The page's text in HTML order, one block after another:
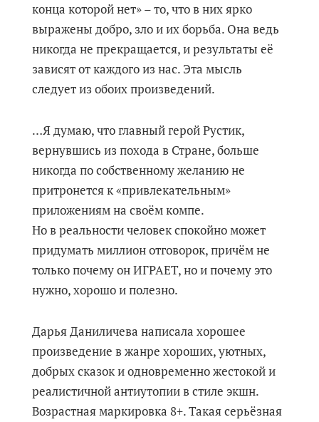
конца которой нет» – то, что в них ярко
выражены добро, зло и их борьба. Она ведь
никогда не прекращается, и результаты её
зависят от каждого из нас. Эта мысль
следует из обоих произведений.
…Я думаю, что главный герой Рустик,
вернувшись из похода в Стране, больше
никогда по собственному желанию не
притронется к «привлекательным»
приложениям на своём компе.
Но в реальности человек спокойно может
придумать миллион отговорок, причём не
только почему он ИГРАЕТ, но и почему это
нужно, хорошо и полезно.
Дарья Даниличева написала хорошее
произведение в жанре хороших, уютных,
добрых сказок и одновременно жестокой и
реалистичной антиутопии в стиле экшн.
Возрастная маркировка 8+. Такая серьёзная